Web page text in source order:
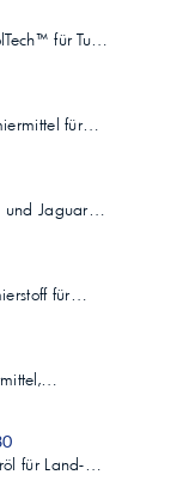
für Tu…
für…
und Jaguar…
für…
für Land-…